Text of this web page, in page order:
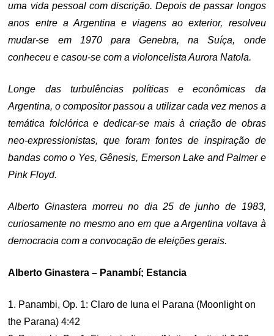
uma vida pessoal com discrição. Depois de passar longos
anos entre a Argentina e viagens ao exterior, resolveu
mudar-se em 1970 para Genebra, na Suíça, onde
conheceu e casou-se com a violoncelista Aurora Natola.
Longe das turbulências políticas e econômicas da
Argentina, o compositor passou a utilizar cada vez menos a
temática folclórica e dedicar-se mais à criação de obras
neo-expressionistas, que foram fontes de inspiração de
bandas como o Yes, Gênesis, Emerson Lake and Palmer e
Pink Floyd.
Alberto Ginastera morreu no dia 25 de junho de 1983,
curiosamente no mesmo ano em que a Argentina voltava à
democracia com a convocação de eleições gerais.
Alberto Ginastera – Panambí; Estancia
1. Panambi, Op. 1: Claro de luna el Parana (Moonlight on
the Parana) 4:42